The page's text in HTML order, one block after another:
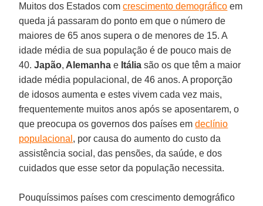
Muitos dos Estados comcrescimento demográfico em
queda já passaram do ponto em que o número de
maiores de 65 anos supera o de menores de 15. A
idade média de sua população é de pouco mais de
40.Japão, Alemanha e Itália são os que têm a maior
idade média populacional, de 46 anos. A proporção
de idosos aumenta e estes vivem cada vez mais,
frequentemente muitos anos após se aposentarem, o
que preocupa os governos dos países emdeclínio
populacional , por causa do aumento do custo da
assistência social, das pensões, da saúde, e dos
cuidados que esse setor da população necessita.
Pouquíssimos países com crescimento demográfico